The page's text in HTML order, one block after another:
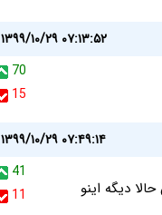
۱۳۹۹/۱۰/۲۹ ۰۷:۱۳:۵۲
70
15
۱۳۹۹/۱۰/۲۹ ۰۷:۴۹:۱۴
41
11
دیگه اینو